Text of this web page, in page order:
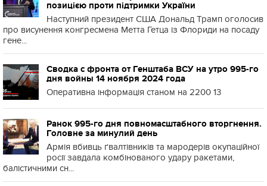
позицією проти підтримки України
Наступний президент США Дональд Трамп оголосив
про висунення конгресмена Метта Гетца із Флориди на посаду
гене...
Сводка с фронта от Генштаба ВСУ на утро 995-го
дня войны 14 ноября 2024 года
Оперативна інформація станом на 2200 13
Ранок 995-го дня повномасштабного вторгнення.
Головне за минулий день
Армія вбивць ґвалтівників та мародерів окупаційної
росії завдала комбінованого удару ракетами,
балістичними сн...